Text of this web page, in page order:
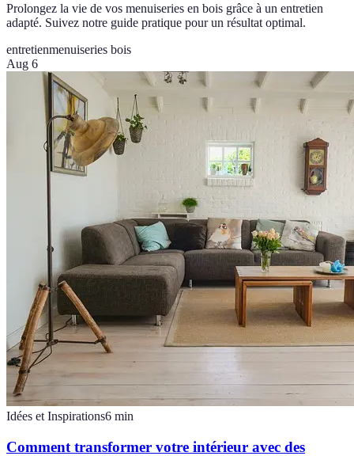
Prolongez la vie de vos menuiseries en bois grâce à un entretien
adapté. Suivez notre guide pratique pour un résultat optimal.
entretienmenuiseries bois
Aug 6
Idées et Inspirations6 min
Comment transformer votre intérieur avec des